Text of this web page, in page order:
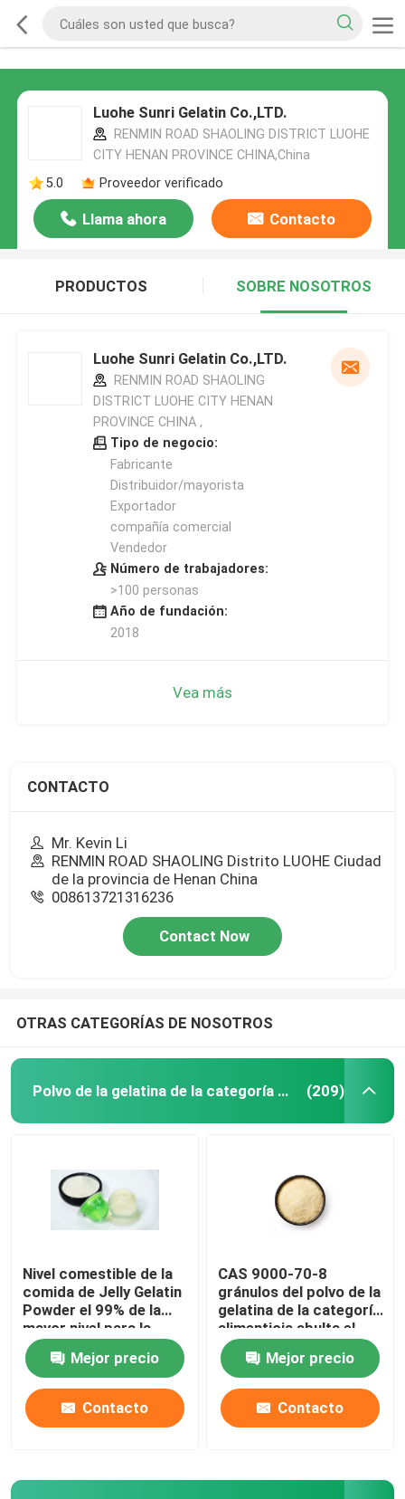
Luohe Sunri Gelatin Co.,LTD.
RENMIN ROAD SHAOLING DISTRICT LUOHE
CITY HENAN PROVINCE CHINA,China
5.0
Proveedor verificado
Llama ahora Contacto
PRODUCTOS SOBRE NOSOTROS
Luohe Sunri Gelatin Co.,LTD.
RENMIN ROAD SHAOLING
DISTRICT LUOHE CITY HENAN
PROVINCE CHINA ,
Tipo de negocio:
Fabricante
Distribuidor/mayorista
Exportador
compañía comercial
Vendedor
Número de trabajadores:
>100 personas
Año de fundación:
2018
Vea más
CONTACTO
Mr. Kevin Li
RENMIN ROAD SHAOLING Distrito LUOHE Ciudad
de la provincia de Henan China
008613721316236
Contact Now
OTRAS CATEGORÍAS DE NOSOTROS
Polvo de la gelatina de la categoría alimenticia (209)
Nivel comestible de la
comida de Jelly Gelatin
Powder el 99% de la
mayor nivel para la
salud Proctect
Mejor precio
Contacto
CAS 9000-70-8
gránulos del polvo de la
gelatina de la categoría
alimenticia abulta el
agente 25KG/BAG del
espesanteMejor precio
Contacto